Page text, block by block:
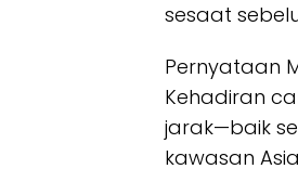
sesaat
Pernyataan
Kehadiran
jarak—baik
kawasan